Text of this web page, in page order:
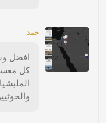
حمد
افضل
كل